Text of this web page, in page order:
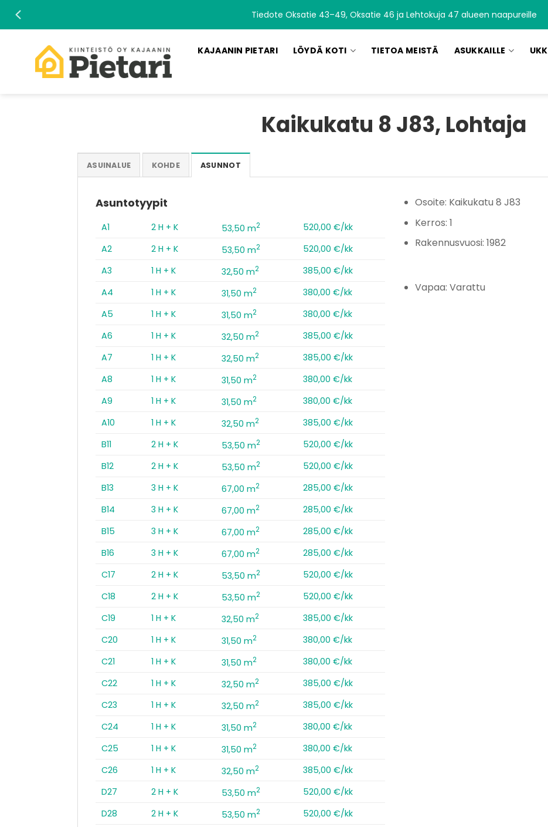
Tiedote Oksatie 43–49, Oksatie 46 ja Lehtokuja 47 alueen naapureille
KAJAANIN PIETARI LÖYDÄ KOTI TIETOA MEISTÄ ASUKKAILLE UKK
Kaikukatu 8 J83, Lohtaja
ASUINALUE KOHDE ASUNNOT
Asuntotyypit
A1 2 H + K 53,50 m2
520,00 €/kk
A2
2 H + K 53,50 m2
520,00 €/kk
A3
1 H + K 32,50 m2
385,00 €/kk
A4
1 H + K 31,50 m2
380,00 €/kk
A5
1 H + K 31,50 m2
380,00 €/kk
A6
1 H + K 32,50 m2
385,00 €/kk
A7
1 H + K 32,50 m2
385,00 €/kk
A8
1 H + K 31,50 m2
380,00 €/kk
A9
1 H + K 31,50 m2
380,00 €/kk
A10
1 H + K 32,50 m2
385,00 €/kk
B11
2 H + K 53,50 m2
520,00 €/kk
B12
2 H + K 53,50 m2
520,00 €/kk
B13
3 H + K 67,00 m2
285,00 €/kk
B14
3 H + K 67,00 m2
285,00 €/kk
B15
3 H + K 67,00 m2
285,00 €/kk
B16
3 H + K 67,00 m2
285,00 €/kk
C17
2 H + K 53,50 m2
520,00 €/kk
C18
2 H + K 53,50 m2
520,00 €/kk
C19
1 H + K 32,50 m2
385,00 €/kk
C20
1 H + K 31,50 m2
380,00 €/kk
C21
1 H + K 31,50 m2
380,00 €/kk
C22
1 H + K 32,50 m2
385,00 €/kk
C23
1 H + K 32,50 m2
385,00 €/kk
C24
1 H + K 31,50 m2
380,00 €/kk
C25
1 H + K 31,50 m2
380,00 €/kk
C26
1 H + K 32,50 m2
385,00 €/kk
D27
2 H + K 53,50 m2
520,00 €/kk
D28
2 H + K 53,50 m2
520,00 €/kk
Osoite: Kaikukatu 8 J83
Kerros: 1
Rakennusvuosi: 1982
Vapaa: Varattu